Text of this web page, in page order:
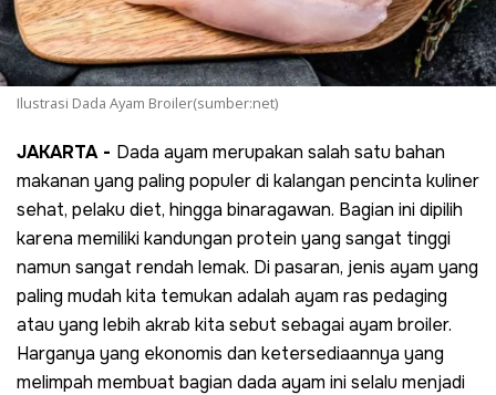
Ilustrasi Dada Ayam Broiler(sumber:net)
JAKARTA - Dada ayam merupakan salah satu bahan
makanan yang paling populer di kalangan pencinta kuliner
sehat, pelaku diet, hingga binaragawan. Bagian ini dipilih
karena memiliki kandungan protein yang sangat tinggi
namun sangat rendah lemak. Di pasaran, jenis ayam yang
paling mudah kita temukan adalah ayam ras pedaging
atau yang lebih akrab kita sebut sebagai ayam broiler.
Harganya yang ekonomis dan ketersediaannya yang
melimpah membuat bagian dada ayam ini selalu menjadi